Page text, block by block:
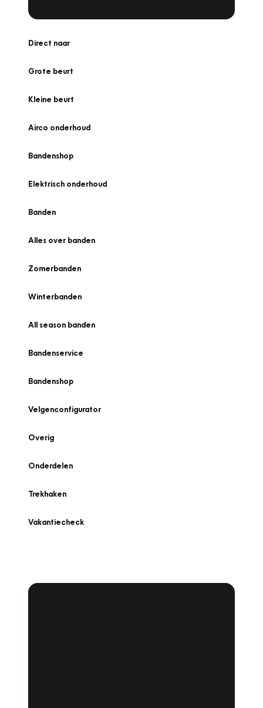
Direct naar
Grote beurt
Kleine beurt
Airco onderhoud
Bandenshop
Elektrisch onderhoud
Banden
Alles over banden
Zomerbanden
Winterbanden
All season banden
Bandenservice
Bandenshop
Velgenconfigurator
Overig
Onderdelen
Trekhaken
Vakantiecheck